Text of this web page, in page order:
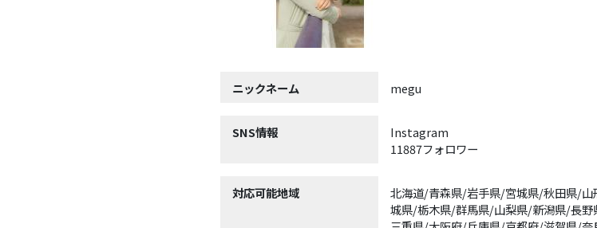
ニックネーム megu
SNS情報
Instagram
11887フォロワー
対応可能地域
北海道/青森県/岩手県/宮城県/秋田県/
城県/栃木県/群馬県/山梨県/新潟県/長